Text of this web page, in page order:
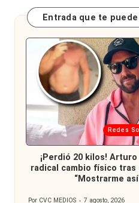
Entrada que te
Publicada
en
Redes
¡Perdió 20 kilos!
radical cambio físico
“Mostrarme
Por CVC MEDIOS 7 agosto, 2026